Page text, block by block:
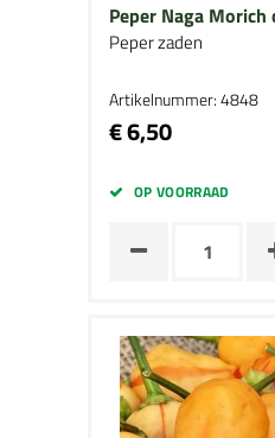
Peper Naga Morich
Peper zaden
Artikelnummer: 4848
€ 6,50
OP VOORRAAD